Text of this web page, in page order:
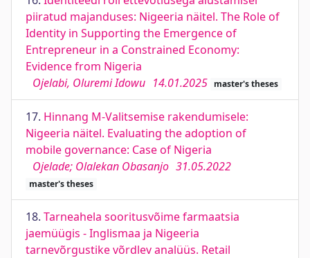
piiratud majanduses: Nigeeria näitel. The Role of
Identity in Supporting the Emergence of
Entrepreneur in a Constrained Economy:
Evidence from Nigeria
Ojelabi, Oluremi Idowu 14.01.2025 master's theses
17. Hinnang M-Valitsemise rakendumisele:
Nigeeria näitel. Evaluating the adoption of
mobile governance: Case of Nigeria
Ojelade; Olalekan Obasanjo 31.05.2022
master's theses
18. Tarneahela sooritusvõime farmaatsia
jaemüügis - Inglismaa ja Nigeeria
tarnevõrgustike võrdlev analüüs. Retail